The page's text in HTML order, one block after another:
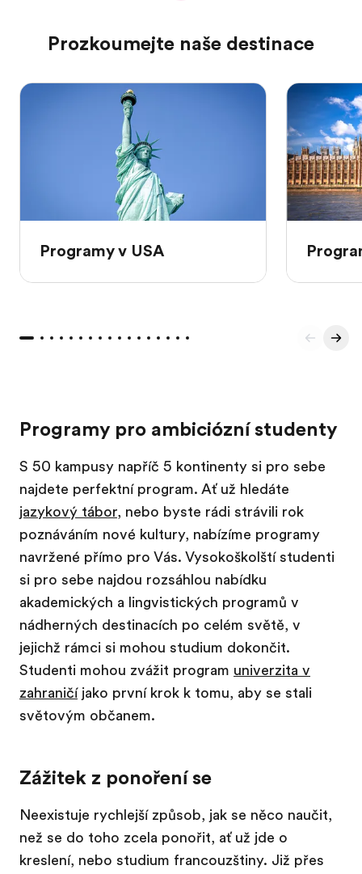
Prozkoumejte naše destinace
Programy v USA
Programy pro ambiciózní studenty
S 50 kampusy napříč 5 kontinenty si pro sebe
najdete perfektní program. Ať už hledáte
jazykový tábor, nebo byste rádi strávili rok
poznáváním nové kultury, nabízíme programy
navržené přímo pro Vás. Vysokoškolští studenti
si pro sebe najdou rozsáhlou nabídku
akademických a lingvistických programů v
nádherných destinacích po celém světě, v
jejichž rámci si mohou studium dokončit.
Studenti mohou zvážit program univerzita v
zahraničíjako první krok k tomu, aby se stali
světovým občanem.
Zážitek z ponoření se
Neexistuje rychlejší způsob, jak se něco naučit,
než se do toho zcela ponořit, ať už jde o
kreslení, nebo studium francouzštiny. Již přes